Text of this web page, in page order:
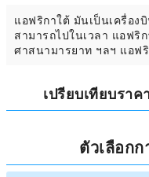
แอฟริกาใต้ มันเป็นเครื่อ
สามารถไปในเวลา แอฟริ
ศาสนามารยาท ฯลฯ แอฟ
เปรียบเทียบรา
ตัวเลือกก